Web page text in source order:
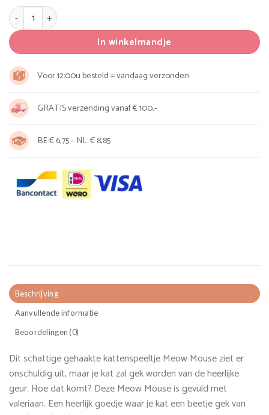
Kattenspeeltje Meow Mouse aantal
In winkelmandje
Voor 12:00u besteld = vandaag verzonden
GRATIS verzending vanaf € 100,-
BE € 6,75 – NL: € 8,85
Beschrijving
Aanvullende informatie
Beoordelingen (0)
Dit schattige gehaakte kattenspeeltje Meow Mouse ziet er
onschuldig uit, maar je kat zal gek worden van de heerlijke
geur. Hoe dat komt? Deze Meow Mouse is gevuld met
valeriaan. Een heerlijk goedje waar je kat een beetje gek van